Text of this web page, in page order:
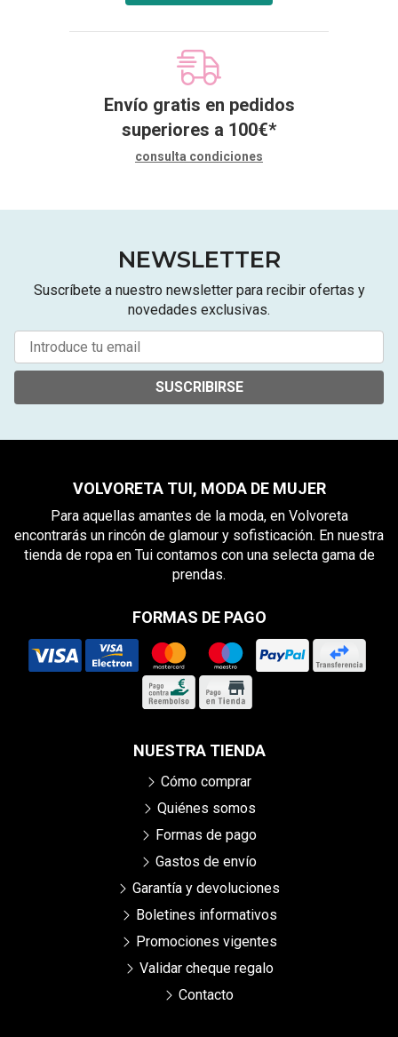
Envío gratis en pedidos
superiores a 100€*
consulta condiciones
NEWSLETTER
Suscríbete a nuestro newsletter para recibir ofertas y
novedades exclusivas.
SUSCRIBIRSE
VOLVORETA TUI, MODA DE MUJER
Para aquellas amantes de la moda, en Volvoreta
encontrarás un rincón de glamour y sofisticación. En nuestra
tienda de ropa en Tui contamos con una selecta gama de
prendas.
FORMAS DE PAGO
NUESTRA TIENDA
Cómo comprar
Quiénes somos
Formas de pago
Gastos de envío
Garantía y devoluciones
Boletines informativos
Promociones vigentes
Validar cheque regalo
Contacto